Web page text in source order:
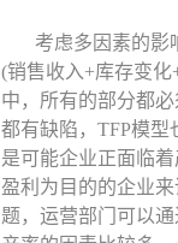
考虑多因素的影
(销售收入+库存变
中，所有的部分都
都有缺陷，TFP模型
是可能企业正面临
盈利为目的的企业
题，运营部门可以